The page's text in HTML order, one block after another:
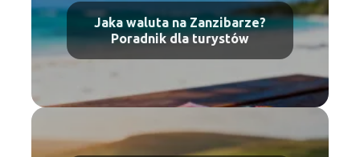
Jaka waluta na Zanzibarze?
Poradnik dla turystów